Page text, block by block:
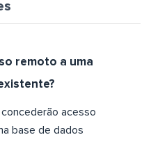
remoto a uma
acesso
base de dados